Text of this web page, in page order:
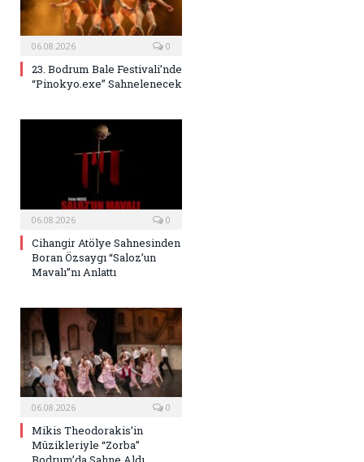
06.08.2026 0
23. Bodrum Bale Festivali’nde
“Pinokyo.exe” Sahnelenecek
06.08.2026 0
Cihangir Atölye Sahnesinden
Boran Özsaygı “Saloz’un
Mavalı”nı Anlattı
06.08.2026 0
Mikis Theodorakis’in
Müzikleriyle “Zorba”